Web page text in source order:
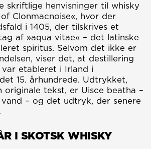
skriftlige henvisninger til whisky
Clonmacnoise«, hvor der
i 1405, der tilskrives et
af »aqua vitae« – det latinske
spiritus. Selvom det ikke er
viser det, at destillering
etableret i Irland i
15. århundrede. Udtrykket,
originale tekst, er Uisce beatha –
– og det udtryk, der senere
I SKOTSK WHISKY